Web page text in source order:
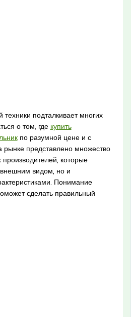
техники подталкивает многих
о том, где купить
по разумной цене и с
рынке представлено множество
которые
видом, но и
Понимание
сделать правильный